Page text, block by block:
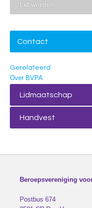
Lid worden
Contact
Gerelateerd
Over BVPA
Lidmaatschap
Handvest
Beroepsvereniging
Postbus 674